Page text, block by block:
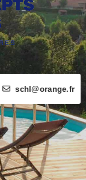
schl@orange.fr